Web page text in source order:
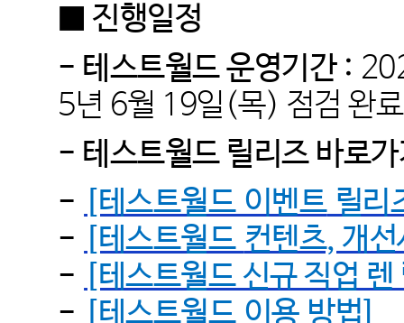
■ 진행일정
- 테스트월드 운영기간 :
5년 6월 19일(목) 점검 완
- 테스트월드 릴리즈 바로
-
[테스트월드 이벤트릴리
-
[테스트월드 컨텐츠, 개
-
[테스트월드 신규 직업
-
테스트월드 이용 방법